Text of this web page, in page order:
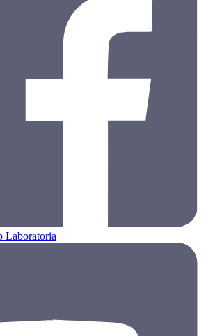
Laboratoria